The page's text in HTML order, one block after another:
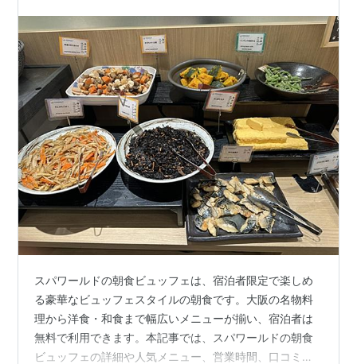
スパワールドの朝食ビュッフェは、宿泊者限定で楽しめ
る豪華なビュッフェスタイルの朝食です。大阪の名物料
理から洋食・和食まで幅広いメニューが揃い、宿泊者は
無料で利用できます。本記事では、スパワールドの朝食
ビュッフェの詳細や人気メニュー、営業時間、口コミを